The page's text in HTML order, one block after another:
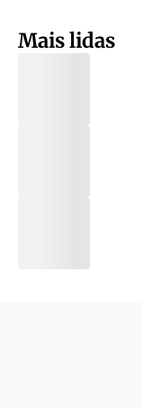
Mais lidas